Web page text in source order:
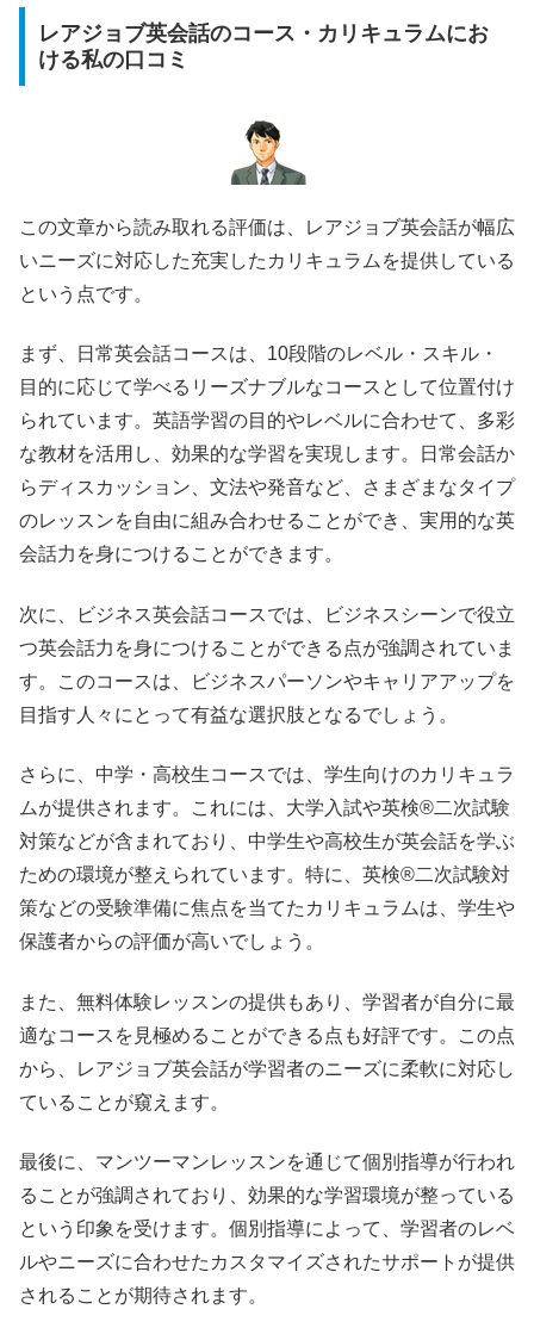
レアジョブ英会話のコース・カリキュラムにお
ける私の口コミ
この文章から読み取れる評価は、レアジョブ英会話が幅広
いニーズに対応した充実したカリキュラムを提供している
という点です。
まず、日常英会話コースは、10段階のレベル・スキル・
目的に応じて学べるリーズナブルなコースとして位置付け
られています。英語学習の目的やレベルに合わせて、多彩
な教材を活用し、効果的な学習を実現します。日常会話か
らディスカッション、文法や発音など、さまざまなタイプ
のレッスンを自由に組み合わせることができ、実用的な英
会話力を身につけることができます。
次に、ビジネス英会話コースでは、ビジネスシーンで役立
つ英会話力を身につけることができる点が強調されていま
す。このコースは、ビジネスパーソンやキャリアアップを
目指す人々にとって有益な選択肢となるでしょう。
さらに、中学・高校生コースでは、学生向けのカリキュラ
ムが提供されます。これには、大学入試や英検®二次試験
対策などが含まれており、中学生や高校生が英会話を学ぶ
ための環境が整えられています。特に、英検®二次試験対
策などの受験準備に焦点を当てたカリキュラムは、学生や
保護者からの評価が高いでしょう。
また、無料体験レッスンの提供もあり、学習者が自分に最
適なコースを見極めることができる点も好評です。この点
から、レアジョブ英会話が学習者のニーズに柔軟に対応し
ていることが窺えます。
最後に、マンツーマンレッスンを通じて個別指導が行われ
ることが強調されており、効果的な学習環境が整っている
という印象を受けます。個別指導によって、学習者のレベ
ルやニーズに合わせたカスタマイズされたサポートが提供
されることが期待されます。